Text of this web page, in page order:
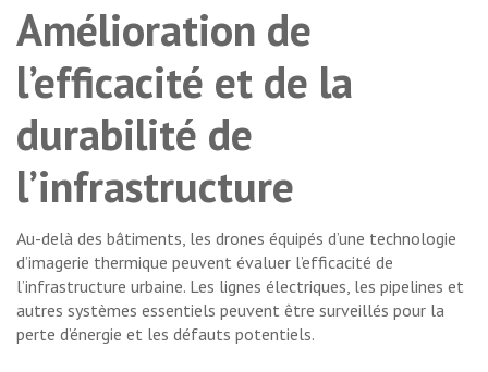
Amélioration de
l’efficacité et de la
durabilité de
l’infrastructure
Au-delà des bâtiments, les drones équipés d’une technologie
d’imagerie thermique peuvent évaluer l’efficacité de
l’infrastructure urbaine. Les lignes électriques, les pipelines et
autres systèmes essentiels peuvent être surveillés pour la
perte d’énergie et les défauts potentiels.